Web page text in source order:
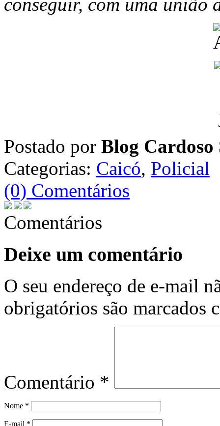
Postado por Blog Cardoso
Categorias: Caicó, Policial
(0) Comentários
Comentários
Deixe um comentário
O seu endereço de e-mail
obrigatórios são marcados
Comentário *
Nome *
E-mail *